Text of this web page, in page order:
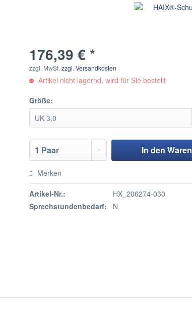
176,39 € *
zzgl. MwSt.zzgl. Versandkosten
Artikel nicht lagernd, wird für Sie bestellt
Größe:
In den
Merken
Artikel-Nr.:
HX_206274-030
Sprechstundenbedarf:
N